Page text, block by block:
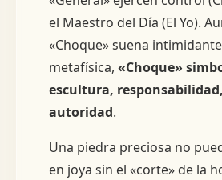
el Maestro del Día (El Yo).
«Choque» suena
metafísica, «Choque»
escultura,
autoridad.
Una piedra preciosa no
en joya sin el «corte» de la